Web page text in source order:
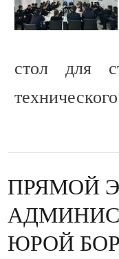
стол для
ПРЯМОЙ
ЮРОЙ